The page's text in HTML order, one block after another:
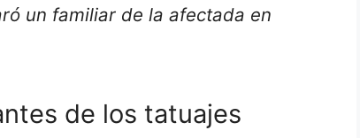
un familiar de la afectada en
de los tatuajes